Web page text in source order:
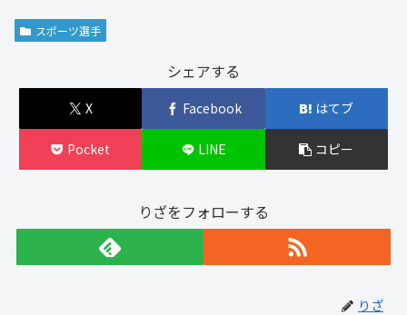
スポーツ選手
シェアする
X Facebook はてブ
Pocket LINE コピー
りざをフォローする
りざ